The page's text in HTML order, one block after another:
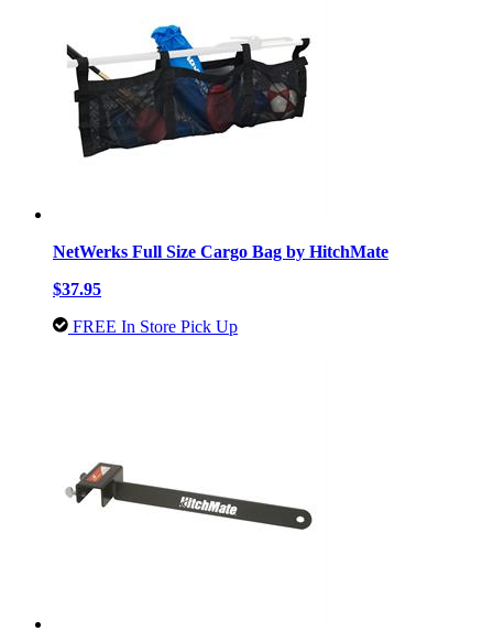
NetWerks Full Size Cargo Bag by HitchMate
$37.95
FREE In Store Pick Up